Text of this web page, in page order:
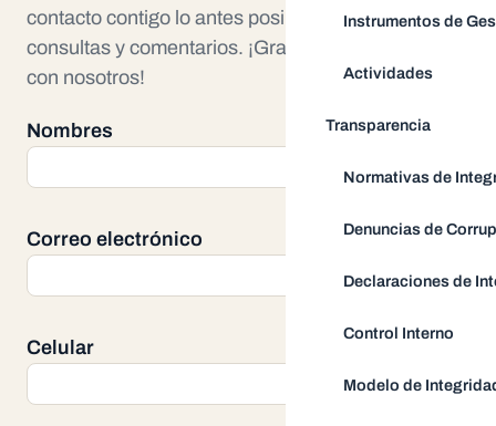
Instrumentos de
Actividades
Transparencia
Normativas de
Denuncias de
Declaraciones de
Control Interno
Modelo de
contacto contigo lo antes posible para atender tus
consultas y comentarios. ¡Gracias por comunicarte
con nosotros!
Nombres
Correo electrónico
Celular